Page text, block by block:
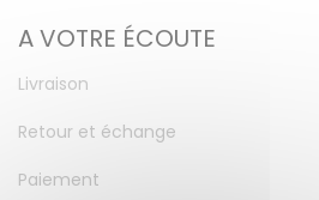
A VOTRE ÉCOUTE
Livraison
Retour et échange
Paiement